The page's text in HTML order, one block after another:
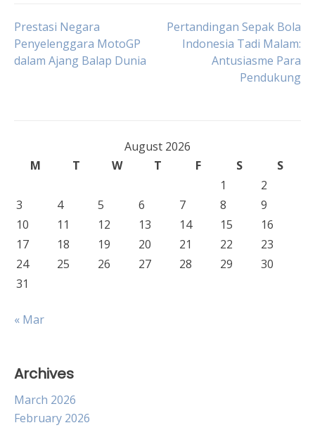
Post
navigation
Prestasi Negara
Penyelenggara MotoGP
dalam Ajang Balap Dunia
Pertandingan Sepak Bola
Indonesia Tadi Malam:
Antusiasme Para
Pendukung
August 2026
M
T W T F S
S
1
2
3
4 5 6 7 8
9
10
11 12 13 14 15
16
17
18 19 20 21 22
23
24
25 26 27 28 29
30
31
« Mar
Archives
March 2026
February 2026